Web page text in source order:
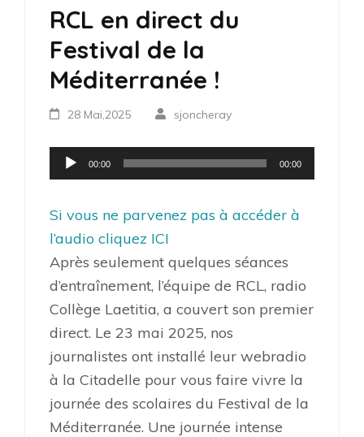
RCL en direct du
Festival de la
Méditerranée !
28 Mai,2025 sjoncheray
Lecteur
audio
00:00 00:00
Si vous ne parvenez pas à accéder à
l’audio cliquez ICI
Après seulement quelques séances
d’entraînement, l’équipe de RCL, radio
Collège Laetitia, a couvert son premier
direct. Le 23 mai 2025, nos
journalistes ont installé leur webradio
à la Citadelle pour vous faire vivre la
journée des scolaires du Festival de la
Méditerranée. Une journée intense